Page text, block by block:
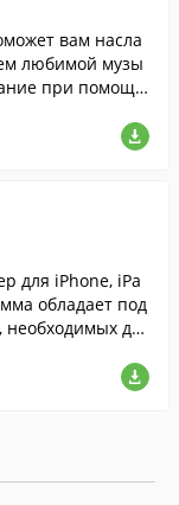
вам насла
любимой музы
при помощи
для iPhone, iPa
обладает под
необходимых дл